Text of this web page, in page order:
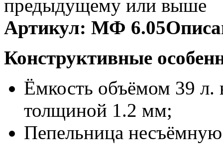
предыдущему или выше
Артикул: МФ 6.05
Конструктивные
Ёмкость объёмом 39 л.
толщиной 1.2 мм;
Пепельница